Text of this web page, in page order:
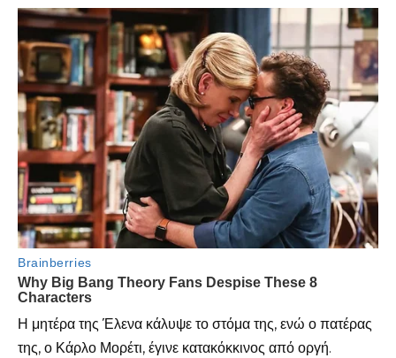
Η μητέρα της Έλενα κάλυψε το στόμα της, ενώ ο πατέρας
της, ο Κάρλο Μορέτι, έγινε κατακόκκινος από οργή.